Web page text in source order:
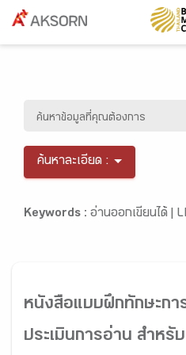
ค้นหาละเอียด :
Keywords : อ่านออกเขียนได้ |
หนังสือแบบฝึกทักษะกา
ประเมินการอ่าน สำหรั